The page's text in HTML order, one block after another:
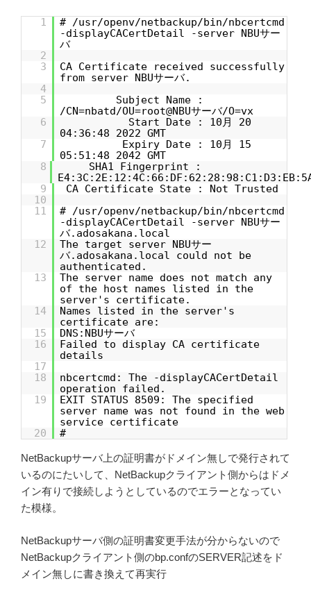
1
# /usr/openv/netbackup/bin/nbcertcmd
-displayCACertDetail -server NBUサー
バ
2
3
CA Certificate received successfully
from server NBUサーバ.
4
5
Subject Name :
/CN=nbatd/OU=root@NBUサーバ/O=vx
6
Start Date : 10月 20
04:36:48 2022 GMT
7
Expiry Date : 10月 15
05:51:48 2042 GMT
8
SHA1 Fingerprint :
9
CA Certificate State : Not Trusted
10
11
# /usr/openv/netbackup/bin/nbcertcmd
-displayCACertDetail -server NBUサー
バ.adosakana.local
12
The target server NBUサー
バ.adosakana.local could not be
authenticated.
13
The server name does not match any
of the host names listed in the
server's certificate.
14
Names listed in the server's
certificate are:
15
DNS:NBUサーバ
16
Failed to display CA certificate
details
17
18
nbcertcmd: The -displayCACertDetail
operation failed.
19
EXIT STATUS 8509: The specified
server name was not found in the web
service certificate
20
#
NetBackupサーバ上の証明書がドメイン無しで発行されて
いるのにたいして、NetBackupクライアント側からはドメ
イン有りで接続しようとしているのでエラーとなってい
た模様。
NetBackupサーバ側の証明書変更手法が分からないので
NetBackupクライアント側のbp.confのSERVER記述をド
メイン無しに書き換えて再実行